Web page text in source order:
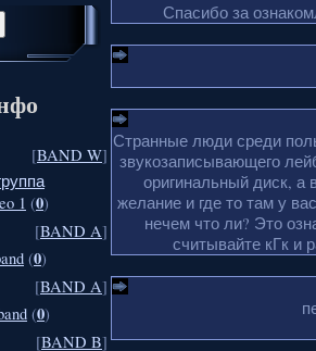
[BAND W]
1 (0)
[BAND A]
(0)
[BAND A]
(0)
[BAND B]
Спасибо за
Странные люди среди
звукозаписывающего
оригинальный диск, а
желание и где то там у
нечем что ли? Это
считывайте кГк и